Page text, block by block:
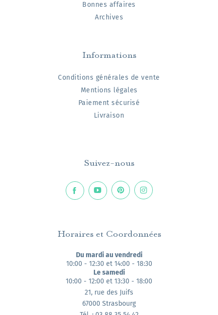
Bonnes affaires
Archives
Informations
Conditions générales de vente
Mentions légales
Paiement sécurisé
Livraison
Suivez-nous
Horaires et Coordonnées
Du mardi au vendredi
10:00 - 12:30 et 14:00 - 18:30
Le samedi
10:00 - 12:00 et 13:30 - 18:00
21, rue des Juifs
67000 Strasbourg